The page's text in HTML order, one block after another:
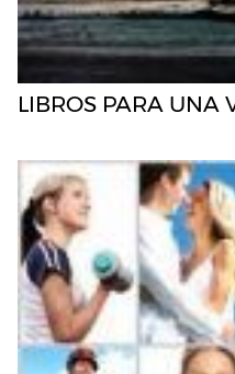
LIBROS PARA UNA